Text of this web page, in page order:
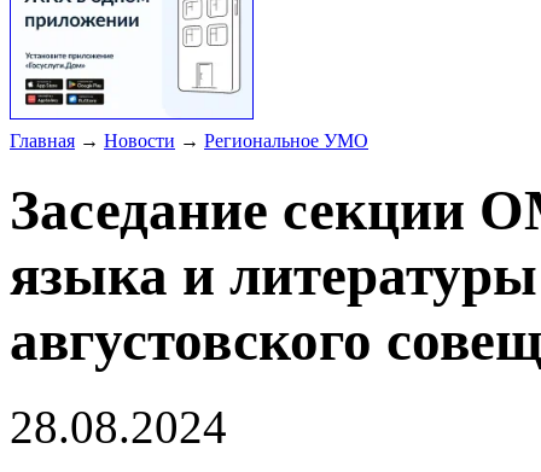
Главная → Новости → Региональное УМО
Заседание секции
языка и
августовского
28.08.2024